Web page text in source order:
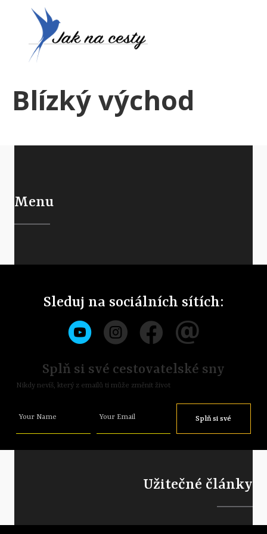
Blízký východ
Menu
Sleduj na sociálních sítích:
Splň si své cestovatelské sny
Nikdy nevíš, který z emailů ti může změnit život
Your Name Your Email
Splň si své
sny
Užitečné články